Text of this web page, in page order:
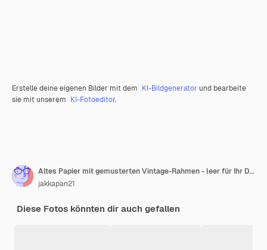
Erstelle deine eigenen Bilder mit dem KI-Bildgenerator und bearbeite
sie mit unserem KI-Fotoeditor.
Altes Papier mit gemusterten Vintage-Rahmen - leer für Ihr Design
jakkapan21
Diese Fotos könnten dir auch gefallen